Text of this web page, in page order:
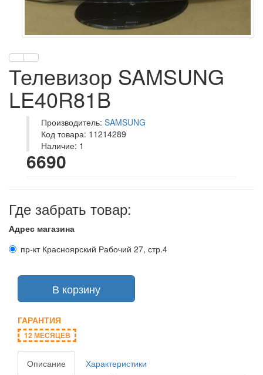
Телевизор SAMSUNG
LE40R81B
Производитель: SAMSUNG
Код товара: 11214289
Наличие: 1
6690
Где забрать товар:
Адрес магазина
пр-кт Красноярский Рабочий 27, стр.4
В корзину
ГАРАНТИЯ
12 МЕСЯЦЕВ
Описание
Характеристики